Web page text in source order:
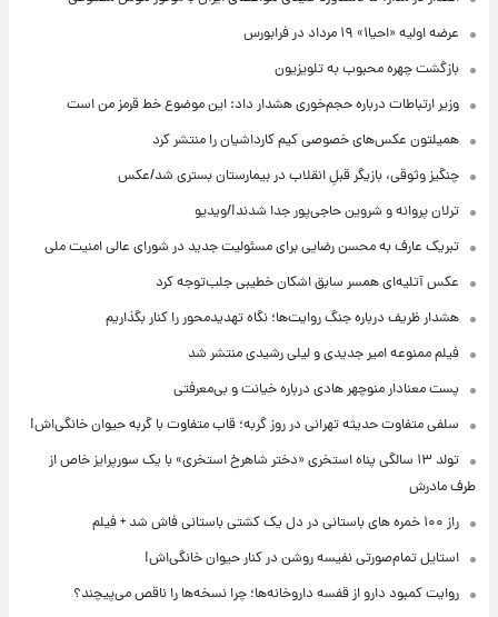
عرضه اولیه «احیا۱» ۱۹ مرداد در فرابورس
بازگشت چهره محبوب به تلویزیون
وزیر ارتباطات درباره حجم‌خوری هشدار داد: این موضوع خط قرمز من است
همیلتون عکس‌های خصوصی کیم‌ کارداشیان را منتشر کرد
چنگیز وثوقی، بازیگر قبلِ انقلاب در بیمارستان بستری شد/عکس
ترلان پروانه و شروین حاجی‌پور جدا شدند!/ویدیو
تبریک عارف به محسن رضایی برای مسئولیت جدید در شورای عالی امنیت ملی
عکس‌ آتلیه‌ای همسر سابق اشکان خطیبی جلب‌توجه کرد
هشدار ظریف درباره جنگ روایت‌ها؛ نگاه تهدیدمحور را کنار بگذاریم
فیلم ممنوعه امیر جدیدی و لیلی رشیدی منتشر شد
پست معنادار منوچهر هادی درباره خیانت و بی‌معرفتی
سلفی متفاوت حدیثه تهرانی در روز گربه؛ قاب متفاوت با گربه حیوان خانگی‌اش!
تولد ۱۳ سالگی پناه استخری «دختر شاهرخ استخری» با یک سورپرایز خاص از
طرف مادرش
راز ۱۰۰ خمره های باستانی در دل یک کشتی باستانی فاش شد + فیلم
استایل تمام‌صورتی نفیسه روشن در کنار حیوان خانگی‌اش!
روایت کمبود دارو از قفسه داروخانه‌ها؛ چرا نسخه‌ها را ناقص می‌پیچند؟